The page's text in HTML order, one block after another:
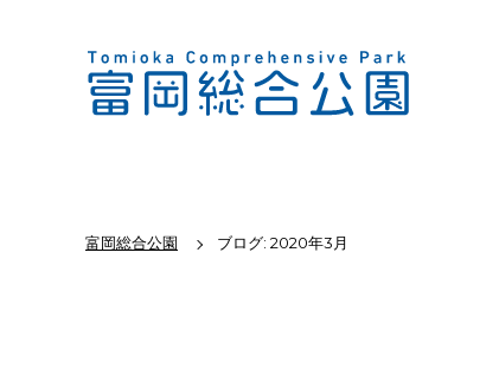
富岡総合公園 ブログ: 2020年3月